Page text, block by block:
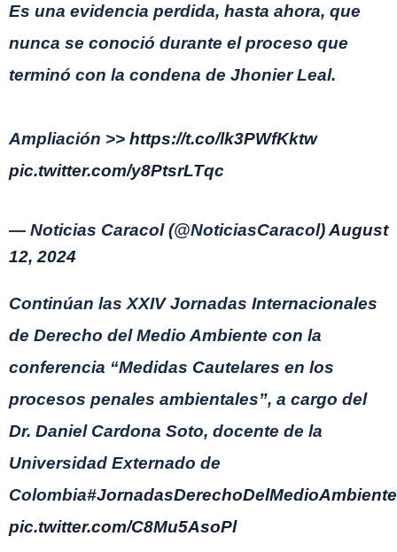
Es una evidencia perdida, hasta ahora, que
nunca se conoció durante el proceso que
terminó con la condena de Jhonier Leal.
Ampliación >> https://t.co/lk3PWfKktw
pic.twitter.com/y8PtsrLTqc
— Noticias Caracol (@NoticiasCaracol)August
12, 2024
Continúan las XXIV Jornadas Internacionales
de Derecho del Medio Ambiente con la
conferencia “Medidas Cautelares en los
procesos penales ambientales”, a cargo del
Dr. Daniel Cardona Soto, docente de la
Universidad Externado de
Colombia#JornadasDerechoDelMedioAmbiente
pic.twitter.com/C8Mu5AsoPl